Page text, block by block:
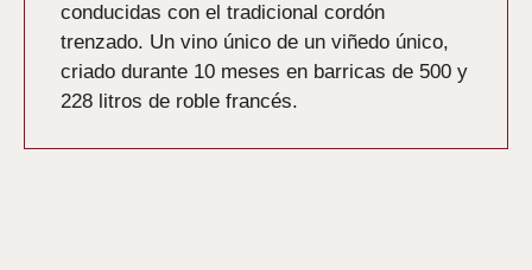
conducidas con el tradicional cordón
trenzado. Un vino único de un viñedo único,
criado durante 10 meses en barricas de 500 y
228 litros de roble francés.